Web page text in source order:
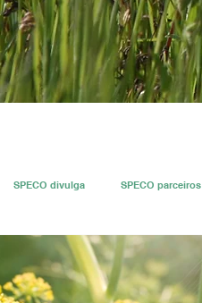
SPECO divulga SPECO parceiros
#DivECO